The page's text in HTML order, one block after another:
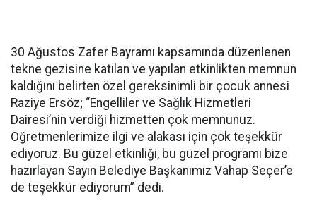
30 Ağustos Zafer Bayramı kapsamında düzenlenen
tekne gezisine katılan ve yapılan etkinlikten memnun
kaldığını belirten özel gereksinimli bir çocuk annesi
Raziye Ersöz; “Engelliler ve Sağlık Hizmetleri
Dairesi’nin verdiği hizmetten çok memnunuz.
Öğretmenlerimize ilgi ve alakası için çok teşekkür
ediyoruz. Bu güzel etkinliği, bu güzel programı bize
hazırlayan Sayın Belediye Başkanımız Vahap Seçer’e
de teşekkür ediyorum” dedi.